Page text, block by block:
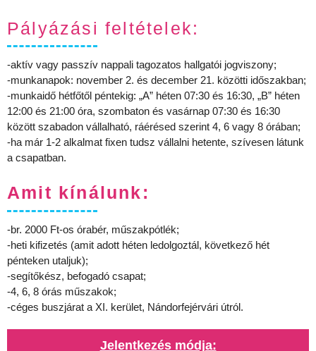
Pályázási feltételek:
-aktív vagy passzív nappali tagozatos hallgatói jogviszony;
-munkanapok: november 2. és december 21. közötti időszakban;
-munkaidő hétfőtől péntekig: „A” héten 07:30 és 16:30, „B” héten
12:00 és 21:00 óra, szombaton és vasárnap 07:30 és 16:30
között szabadon vállalható, ráérésed szerint 4, 6 vagy 8 órában;
-ha már 1-2 alkalmat fixen tudsz vállalni hetente, szívesen látunk
a csapatban.
Amit kínálunk:
-br. 2000 Ft-os órabér, műszakpótlék;
-heti kifizetés (amit adott héten ledolgoztál, következő hét
pénteken utaljuk);
-segítőkész, befogadó csapat;
-4, 6, 8 órás műszakok;
-céges buszjárat a XI. kerület, Nándorfejérvári útról.
Jelentkezés módja: